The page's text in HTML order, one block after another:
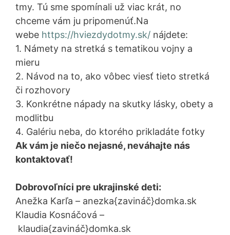
tmy. Tú sme spomínali už viac krát, no
chceme vám ju pripomenúť.Na
webe https://hviezdydotmy.sk/ nájdete:
1. Námety na stretká s tematikou vojny a
mieru
2. Návod na to, ako vôbec viesť tieto stretká
či rozhovory
3. Konkrétne nápady na skutky lásky, obety a
modlitbu
4. Galériu neba, do ktorého prikladáte fotky
Ak vám je niečo nejasné, neváhajte nás
kontaktovať!
Dobrovoľníci pre ukrajinské deti:
Anežka Karľa – anezka{zavináč}domka.sk
Klaudia Kosnáčová –
klaudia{zavináč}domka.sk